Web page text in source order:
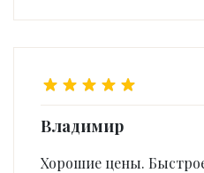
Владимир
Хорошие цены.